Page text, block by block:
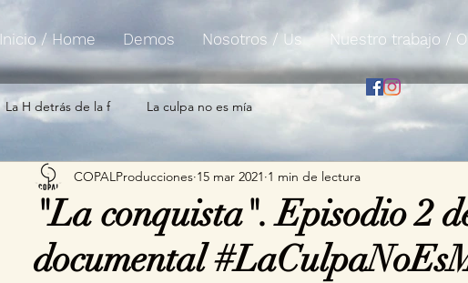
Inicio / Home Demos Nosotros / Us Nuestro trabajo /
La H detrás de la f La culpa no es mía
"La conquista". Episodio 2
documental
COPALProducciones 15 mar 2021 1 min de lectura